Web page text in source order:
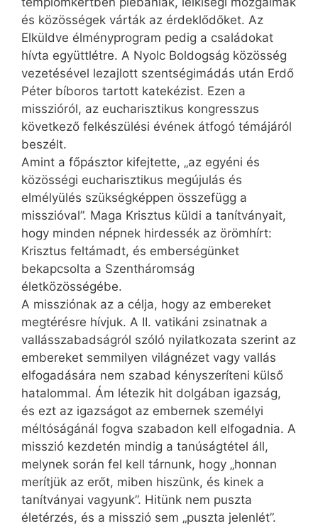
és közösségek várták az érdeklődőket. Az
Elküldve élményprogram pedig a családokat
hívta együttlétre. A Nyolc Boldogság közösség
vezetésével lezajlott szentségimádás után Erdő
Péter bíboros tartott katekézist. Ezen a
misszióról, az eucharisztikus kongresszus
következő felkészülési évének átfogó témájáról
beszélt.
Amint a főpásztor kifejtette, „az egyéni és
közösségi eu­charisztikus megújulás és
elmélyülés szükségképpen összefügg a
misszióval”. Maga Krisztus küldi a tanítványait,
hogy minden népnek hirdessék az örömhírt:
Krisztus feltámadt, és emberségünket
bekapcsolta a Szentháromság
életközösségébe.
A missziónak az a célja, hogy az embereket
megtérésre hívjuk. A II. vatikáni zsinatnak a
vallásszabadságról szóló nyilatkozata szerint az
embereket semmilyen világnézet vagy vallás
elfogadására nem szabad kényszeríteni külső
hatalommal. Ám létezik hit dolgában igazság,
és ezt az igaz­ságot az embernek személyi
méltóságánál fogva szabadon kell elfogadnia. A
misszió kezdetén mindig a tanúságtétel áll,
melynek során fel kell tárnunk, hogy „honnan
merítjük az erőt, miben hiszünk, és kinek a
tanítványai vagyunk”. Hitünk nem puszta
életérzés, és a misszió sem „puszta jelenlét”.